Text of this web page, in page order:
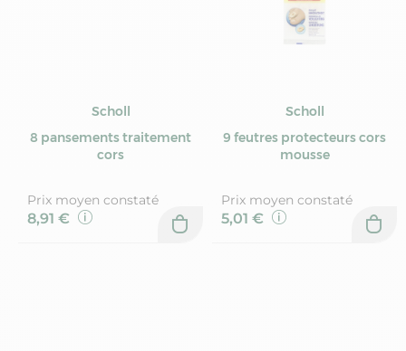
Scholl
8 pansements traitement
cors
Prix moyen constaté
8,91 €
Scholl
9 feutres protecteurs cors
mousse
Prix moyen constaté
5,01 €